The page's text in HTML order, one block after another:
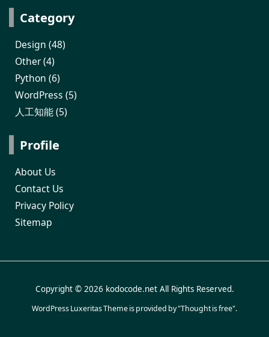
Category
Design (48)
Other(4)
Python (6)
WordPress (5)
人工知能(5)
Profile
About Us
Contact Us
Privacy Policy
Sitemap
Copyright © 2026 kodocode.netAll Rights Reserved.
WordPress Luxeritas Theme is provided by "Thought is free".